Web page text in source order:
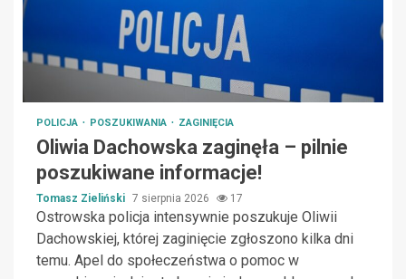
POLICJA POSZUKIWANIA ZAGINIĘCIA
Oliwia Dachowska zaginęła – pilnie
poszukiwane informacje!
Tomasz Zieliński 7 sierpnia 2026 17
Ostrowska policja intensywnie poszukuje Oliwii
Dachowskiej, której zaginięcie zgłoszono kilka dni
temu. Apel do społeczeństwa o pomoc w